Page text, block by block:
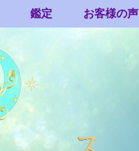
鑑定 お客様の声